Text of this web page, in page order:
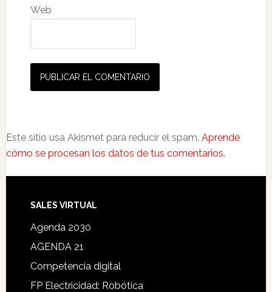
Web
Este sitio usa Akismet para reducir el spam. Aprende
cómo se procesan los datos de tus comentarios.
SALES VIRTUAL
Agenda 2030
AGENDA 21
Competencia digital
FP Electricidad: Robótica